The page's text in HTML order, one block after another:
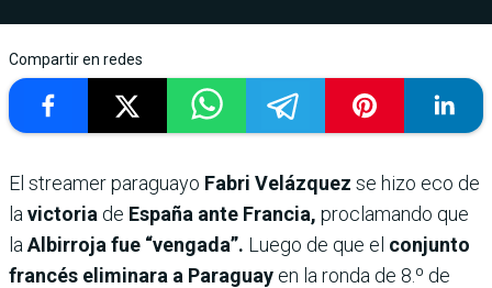
Compartir en redes
El streamer paraguayo Fabri Velázquez se hizo eco de
la victoria de España ante Francia, proclamando que
la Albirroja fue “vengada”. Luego de que el conjunto
francés eliminara a Paraguay en la ronda de 8.º de